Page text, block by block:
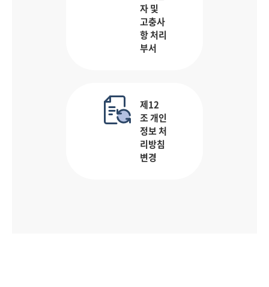
자 및
고충사
항 처리
부서
제12
조 개인
정보 처
리방침
변경